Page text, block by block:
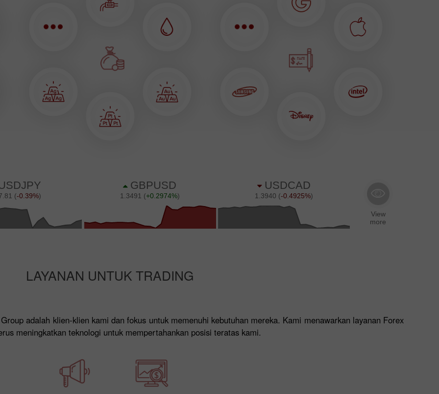
LAYANAN UNTUK TRADING
adalah klien-klien kami dan fokus untuk memenuhi kebutuhan mereka. Kami menawarkan layanan Forex
meningkatkan teknologi untuk mempertahankan posisi teratas kami.